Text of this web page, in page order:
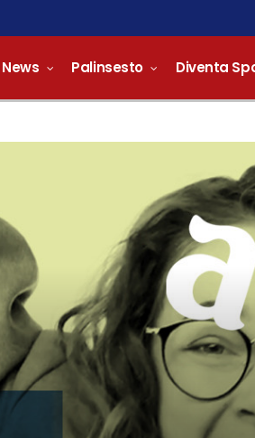
News Palinsesto Diventa